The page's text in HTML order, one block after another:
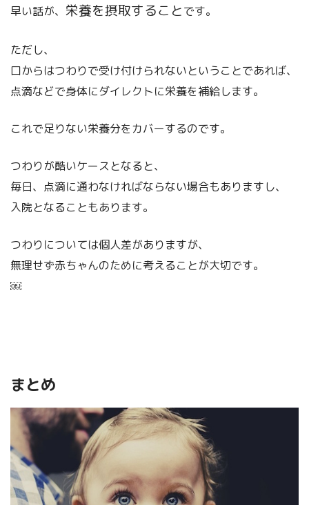
早い話が、 栄養を摂取することです。
ただし、
口からはつわりで受け付けられないということであれば、
点滴などで身体にダイレクトに栄養を補給します。
これで足りない栄養分をカバーするのです。
つわりが酷いケースとなると、
毎日、点滴に通わなければならない場合もありますし、
入院となることもあります。
つわりについては個人差がありますが、
無理せず赤ちゃんのために考えることが大切です。
￼
まとめ